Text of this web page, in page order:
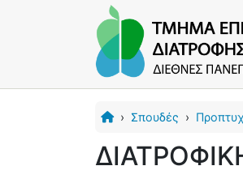
› Σπουδές ›